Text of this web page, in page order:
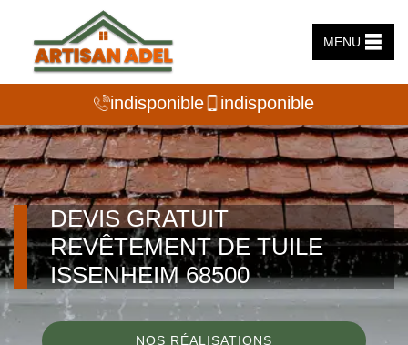
MENU
indisponible indisponible
DEVIS GRATUIT
REVÊTEMENT DE TUILE
ISSENHEIM 68500
NOS RÉALISATIONS